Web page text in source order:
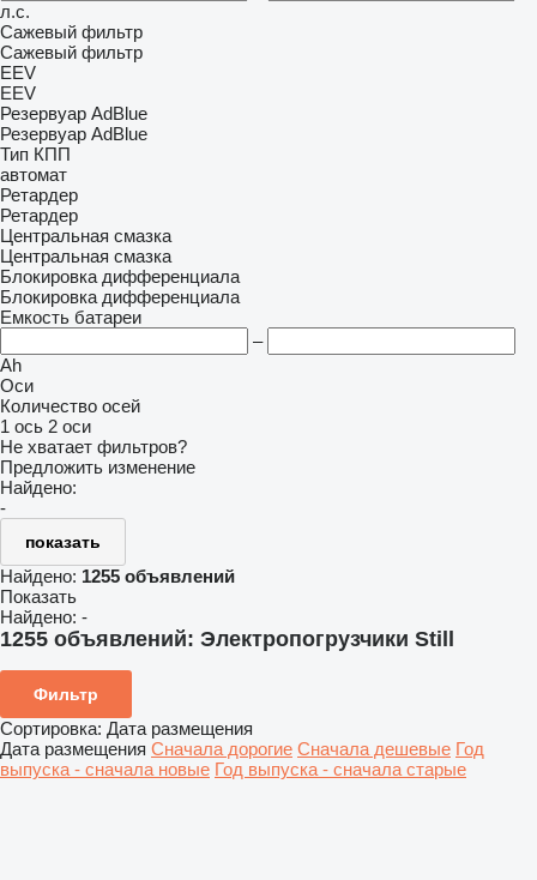
л.с.
Сажевый фильтр
Сажевый фильтр
EEV
EEV
Резервуар AdBlue
Резервуар AdBlue
Тип КПП
автомат
Ретардер
Ретардер
Центральная смазка
Центральная смазка
Блокировка дифференциала
Блокировка дифференциала
Емкость батареи
–
Ah
Оси
Количество осей
1 ось 2 оси
Не хватает фильтров?
Предложить изменение
Найдено:
-
показать
Найдено: 1255 объявлений
Показать
Найдено: -
1255 объявлений: Электропогрузчики Still
Фильтр
Сортировка: Дата размещения
Дата размещения Сначала дорогие Сначала дешевые Год
выпуска - сначала новые Год выпуска - сначала старые